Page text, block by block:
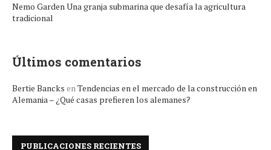
Nemo Garden Una granja submarina que desafía la agricultura
tradicional
Últimos comentarios
Bertie Bancks enTendencias en el mercado de la construcción en
Alemania – ¿Qué casas prefieren los alemanes?
PUBLICACIONES RECIENTES